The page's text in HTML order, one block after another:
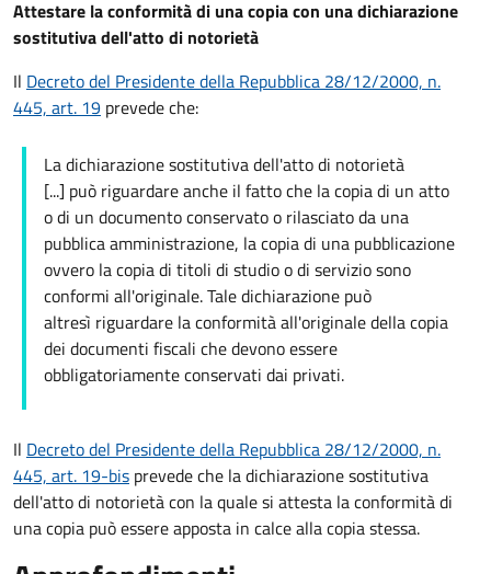
Attestare la conformità di una copia con una dichiarazione
sostitutiva dell'atto di notorietà
Il Decreto del Presidente della Repubblica 28/12/2000, n.
445, art. 19 prevede che:
La dichiarazione sostitutiva dell'atto di notorietà
[...] può riguardare anche il fatto che la copia di un atto
o di un documento conservato o rilasciato da una
pubblica amministrazione, la copia di una pubblicazione
ovvero la copia di titoli di studio o di servizio sono
conformi all'originale. Tale dichiarazione può
altresì riguardare la conformità all'originale della copia
dei documenti fiscali che devono essere
obbligatoriamente conservati dai privati.
Il Decreto del Presidente della Repubblica 28/12/2000, n.
445, art. 19-bis prevede che la dichiarazione sostitutiva
dell'atto di notorietà con la quale si attesta la conformità di
una copia può essere apposta in calce alla copia stessa.